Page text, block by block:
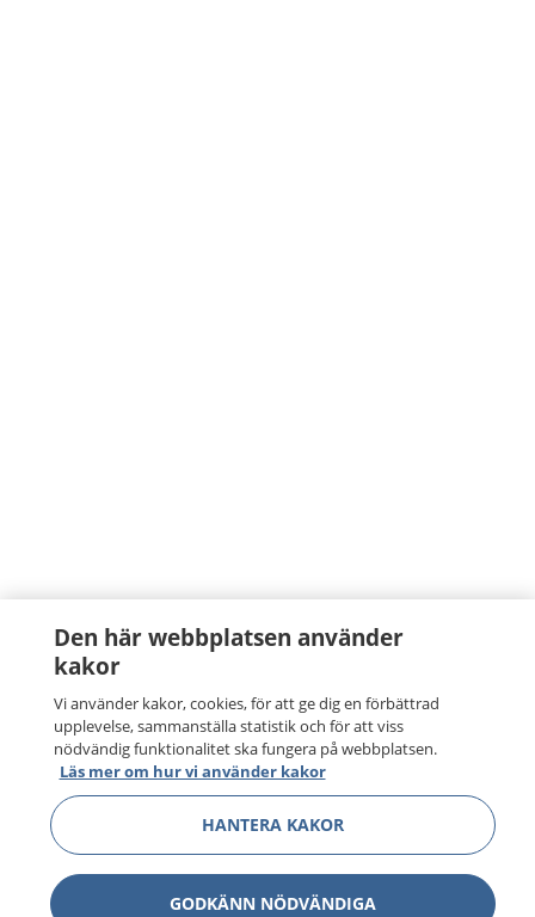
Den här webbplatsen använder
kakor
Vi använder kakor, cookies, för att ge dig en förbättrad
upplevelse, sammanställa statistik och för att viss
nödvändig funktionalitet ska fungera på webbplatsen.
Läs mer om hur vi använder kakor
HANTERA KAKOR
GODKÄNN NÖDVÄNDIGA